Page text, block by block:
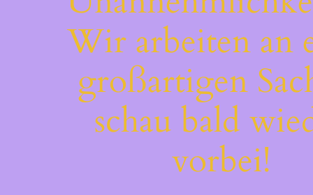
Wir arbeiten an
großartigen
schau bald
vorbei!